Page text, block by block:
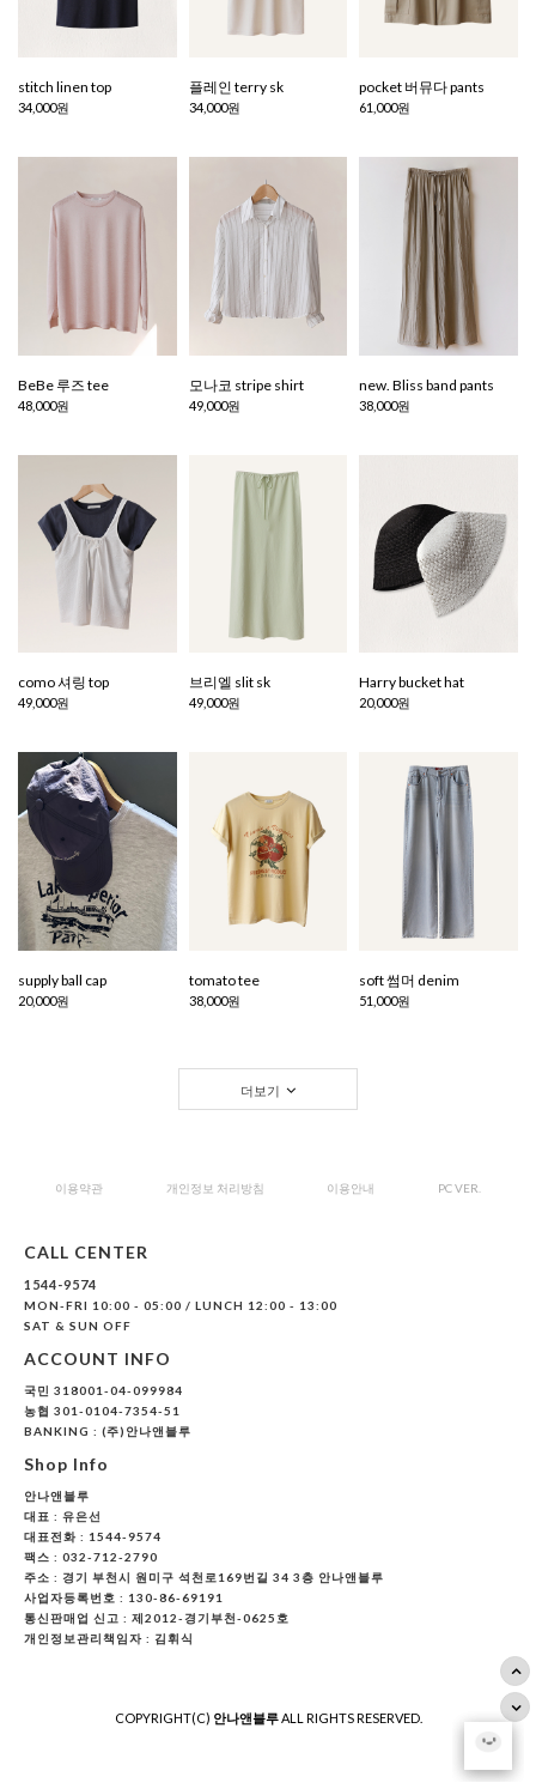
stitch linen top
34,000원
플레인 terry sk
34,000원
pocket 버뮤다 pants
61,000원
BeBe 루즈 tee
48,000원
모나코 stripe shirt
49,000원
new. Bliss band pants
38,000원
como 셔링 top
49,000원
브리엘 slit sk
49,000원
Harry bucket hat
20,000원
supply ball cap
20,000원
tomato tee
38,000원
soft 썸머 denim
51,000원
더보기
이용약관 개인정보 처리방침 이용안내 PC VER.
CALL CENTER
1544-9574
MON-FRI 10:00 - 05:00 / LUNCH 12:00 - 13:00
SAT & SUN OFF
ACCOUNT INFO
국민 318001-04-099984
농협 301-0104-7354-51
BANKING : (주)안나앤블루
Shop Info
안나앤블루
대표 : 유은선
대표전화 : 1544-9574
팩스 : 032-712-2790
주소 : 경기 부천시 원미구 석천로169번길 34 3층 안나앤블루
사업자등록번호 : 130-86-69191
통신판매업 신고 : 제2012-경기부천-0625호
개인정보관리책임자 : 김휘식
COPYRIGHT(C) 안나앤블루ALL RIGHTS RESERVED.